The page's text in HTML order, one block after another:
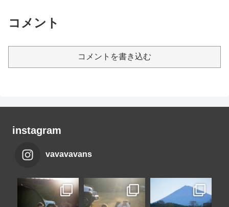
コメント
コメントを書き込む
instagram
vavavavans